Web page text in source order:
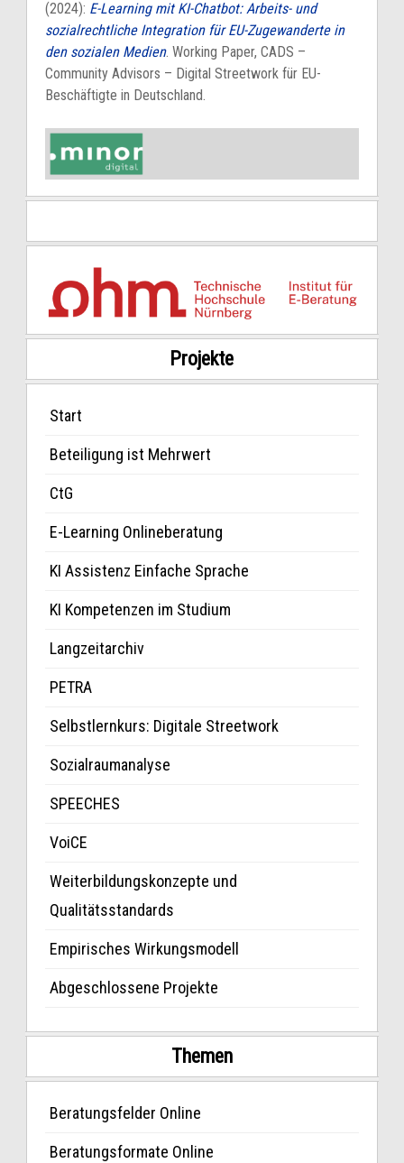
(2024): E-Learning mit KI-Chatbot: Arbeits- und
sozialrechtliche Integration für EU-Zugewanderte in
den sozialen Medien. Working Paper, CADS –
Community Advisors – Digital Streetwork für EU-
Beschäftigte in Deutschland.
Projekte
Start
Beteiligung ist Mehrwert
CtG
E-Learning Onlineberatung
KI Assistenz Einfache Sprache
KI Kompetenzen im Studium
Langzeitarchiv
PETRA
Selbstlernkurs: Digitale Streetwork
Sozialraumanalyse
SPEECHES
VoiCE
Weiterbildungskonzepte und
Qualitätsstandards
Empirisches Wirkungsmodell
Abgeschlossene Projekte
Themen
Beratungsfelder Online
Beratungsformate Online